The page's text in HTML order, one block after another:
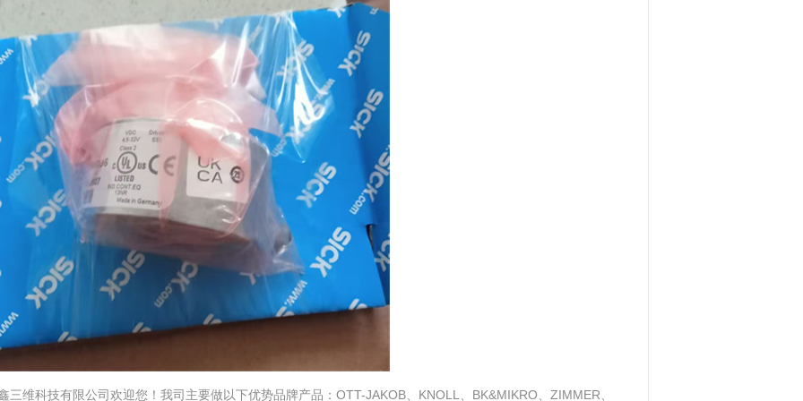
三维科技有限公司欢迎您！我司主要做以下优势品牌产品：OTT-JAKOB、KNOLL、BK&MIKRO、ZIMMER、